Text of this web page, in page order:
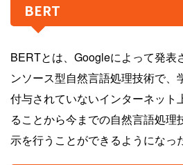
BERT
BERTとは、Googleによって発表
ンソース型自然言語処理技術で、
付与されていないインターネット
ることから今までの自然言語処理
示を行うことができるようになっ